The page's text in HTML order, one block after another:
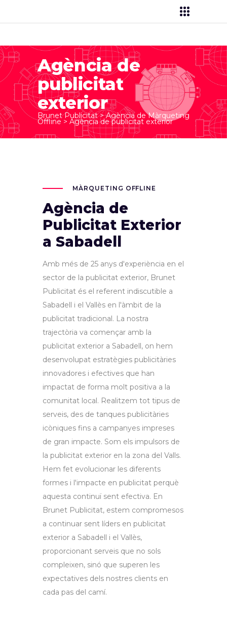
Agència de
publicitat
exterior
Brunet Publicitat>Agència de Màrqueting
Offline> Agència de publicitat exterior
MÀRQUETING OFFLINE
Agència de
Publicitat Exterior
a Sabadell
Amb més de 25 anys d'experiència en el
sector de la publicitat exterior, Brunet
Publicitat és el referent indiscutible a
Sabadell i el Vallès en l'àmbit de la
publicitat tradicional. La nostra
trajectòria va començar amb la
publicitat exterior a Sabadell, on hem
desenvolupat estratègies publicitàries
innovadores i efectives que han
impactat de forma molt positiva a la
comunitat local. Realitzem tot tipus de
serveis, des de tanques publicitàries
icòniques fins a campanyes impreses
de gran impacte. Som els impulsors de
la publicitat exterior en la zona del Valls.
Hem fet evolucionar les diferents
formes i l'impacte en publicitat perquè
aquesta continuï sent efectiva. En
Brunet Publicitat, estem compromesos
a continuar sent líders en publicitat
exterior a Sabadell i el Vallès,
proporcionant serveis que no sols
compleixen, sinó que superen les
expectatives dels nostres clients en
cada pas del camí.